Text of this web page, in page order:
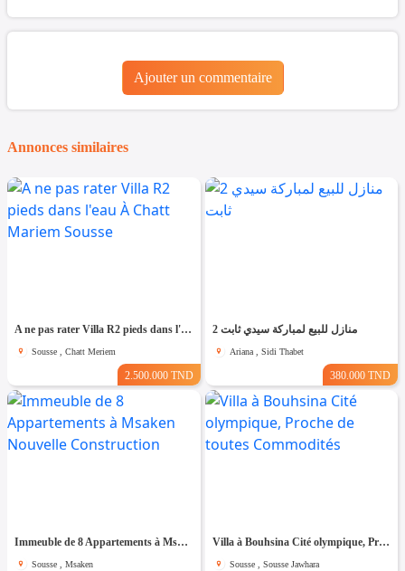
Ajouter un commentaire
Annonces similaires
A ne pas rater Villa R2 pieds dans l'eau À Chatt Mariem Sousse
Sousse , Chatt Meriem
2.500.000 TND
2 منازل للبيع لمباركة سيدي ثابت
Ariana , Sidi Thabet
380.000 TND
Immeuble de 8 Appartements à Msaken Nouvelle Construction
Sousse , Msaken
Villa à Bouhsina Cité olympique, Proche de toutes Commodités
Sousse , Sousse Jawhara